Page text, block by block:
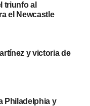
triunfo al
el Newcastle
y victoria de
Philadelphia y